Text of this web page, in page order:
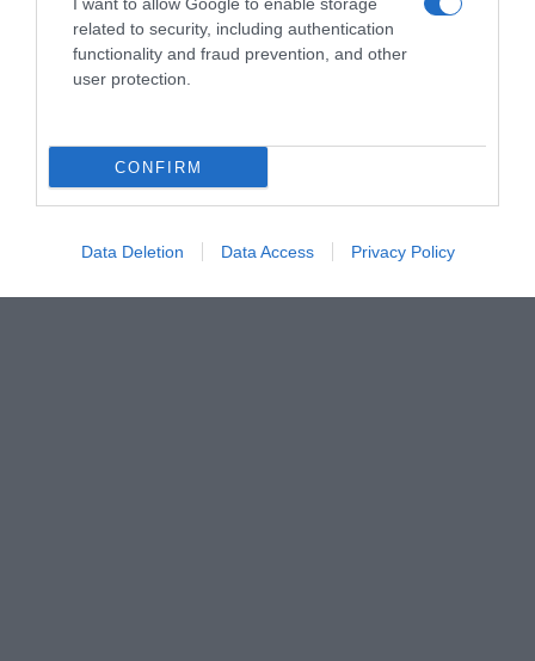
related to security, including authentication
functionality and fraud prevention, and other
user protection.
CONFIRM
Data Deletion Data Access Privacy Policy